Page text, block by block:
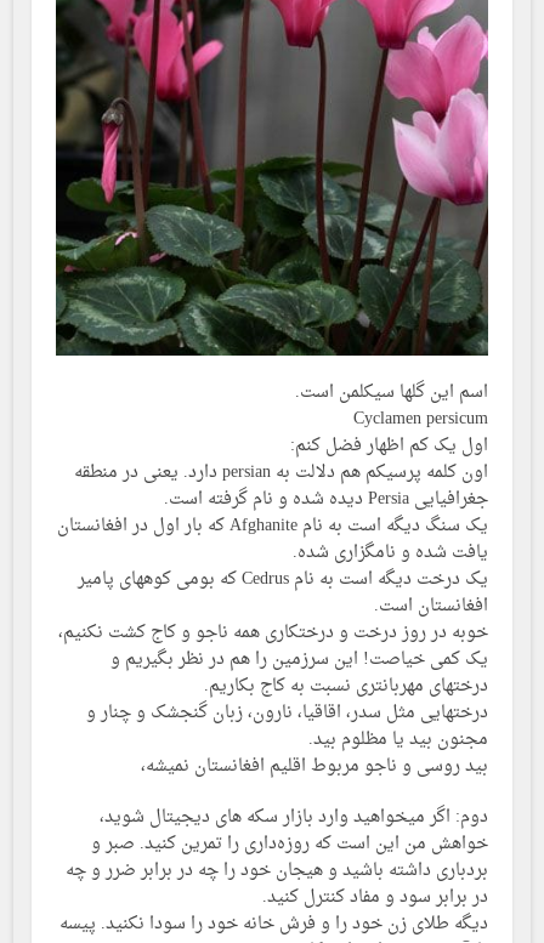
اسم این گلها سیکلمن است.
Cyclamen persicum
اول یک کم اظهار فضل کنم:
اون کلمه پرسیکم هم دلالت به persian دارد. یعنی در منطقه
جغرافیایی Persia دیده شده و نام گرفته است.
یک سنگ دیگه است به نام Afghanite که بار اول در افغانستان
یافت شده و نامگزاری شده.
یک درخت دیگه است به نام Cedrus که بومی کوههای پامیر
افغانستان است.
خوبه در روز درخت و درختکاری همه ناجو و کاج کشت نکنیم،
یک کمی خیاصت! این سرزمین را هم در نظر بگیریم و
درختهای مهربانتری نسبت به کاج بکاریم.
درختهایی مثل سدر، اقاقیا، نارون، زبان گنجشک و چنار و
مجنون بید یا مظلوم بید.
بید روسی و ناجو مربوط اقلیم افغانستان نمیشه،
دوم: اگر میخواهید وارد بازار سکه های دیجیتال شوید،
خواهش من این است که روزه‌داری را تمرین کنید. صبر و
بردباری داشته باشید و هیجان خود را چه در برابر ضرر و چه
در برابر سود و مفاد کنترل کنید.
دیگه طلای زن خود را و فرش خانه خود را سودا نکنید. پیسه